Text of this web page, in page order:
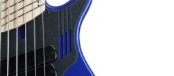
電子ピアノ
その他楽器